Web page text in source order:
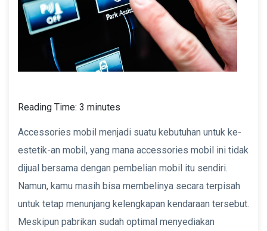
Reading Time: 3 minutes
Accessories mobil menjadi suatu kebutuhan untuk ke-
estetik-an mobil, yang mana accessories mobil ini tidak
dijual bersama dengan pembelian mobil itu sendiri.
Namun, kamu masih bisa membelinya secara terpisah
untuk tetap menunjang kelengkapan kendaraan tersebut.
Meskipun pabrikan sudah optimal menyediakan